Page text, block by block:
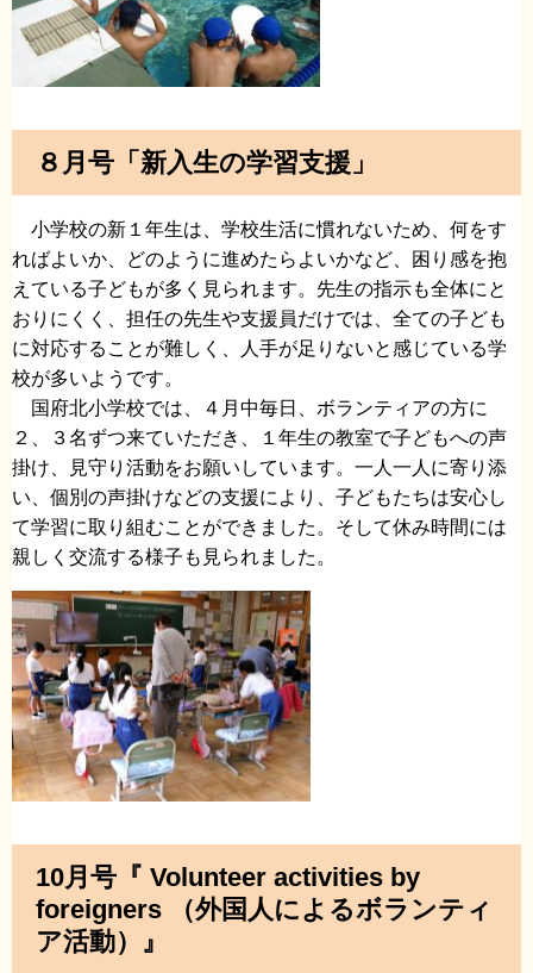
８月号「新入生の学習支援」
小学校の新１年生は、学校生活に慣れないため、何をす
ればよいか、どのように進めたらよいかなど、困り感を抱
えている子どもが多く見られます。先生の指示も全体にと
おりにくく、担任の先生や支援員だけでは、全ての子ども
に対応することが難しく、人手が足りないと感じている学
校が多いようです。
国府北小学校では、４月中毎日、ボランティアの方に
２、３名ずつ来ていただき、１年生の教室で子どもへの声
掛け、見守り活動をお願いしています。一人一人に寄り添
い、個別の声掛けなどの支援により、子どもたちは安心し
て学習に取り組むことができました。そして休み時間には
親しく交流する様子も見られました。
10月号『 Volunteer activities by
foreigners （外国人によるボランティ
ア活動）』